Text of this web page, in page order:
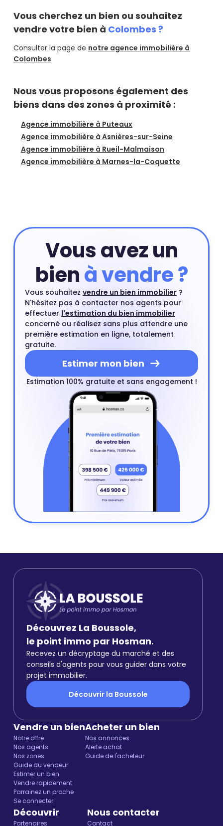
votre dossier d'estimation d'appartement sous 48H) et
gratuite.
Vous cherchez un bien ou souhaitez
vendre votre bien à Colombes ?
Consulter la page de notre agence immobilière à
Colombes
Nous vous proposons également des
biens dans des zones à proximité :
Agence immobilière à Puteaux
Agence immobilière à Asnières-sur-Seine
Agence immobilière à Rueil-Malmaison
Agence immobilière à Marnes-la-Coquette
Vous avez un
bienà vendre ?
Vous souhaitez vendre un bien immobilier ?
N'hésitez pas à contacter nos agents pour
effectuer l'estimation du bien immobilier
concerné ou réalisez sans plus attendre une
première estimation en ligne, totalement
gratuite.
Estimer mon bien
Estimation 100% gratuite et sans engagement !
Découvrez La Boussole,
le point immo par Hosman.
Recevez un décryptage du marché et des
conseils d'agents pour vous guider dans votre
projet immobilier.
Découvrir la Boussole
Vendre un bien
Notre offre
Nos agents
Nos zones
Guide du vendeur
Estimer un bien
Vendre rapidement
Parrainez un proche
Se connecter
Acheter un bien
Nos annonces
Alerte achat
Guide de l'acheteur
Découvrir
Partenaires
Nous contacter
Contact